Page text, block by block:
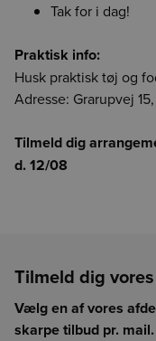
Tak for i dag!
Praktisk info:
Husk praktisk tøj og
Adresse: Grarupvej
Tilmeld dig
d. 12/08
Tilmeld dig
Vælg en af vores
skarpe tilbud pr.